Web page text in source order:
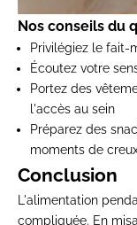
Nos conseils du
Privilégiez le fait-
Écoutez votre
Portez des
l'accès au sein
Préparez des
moments de
Conclusion
L'alimentation
compliquée. En